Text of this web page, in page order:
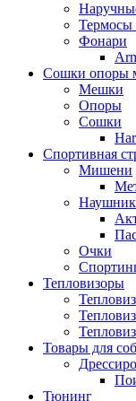
Термосы
Фонари
Сошки опоры
Мешки
Опоры
Сошки
Спортивная
Мишени
Очки
Тепловизоры
Товары для
Тюнинг